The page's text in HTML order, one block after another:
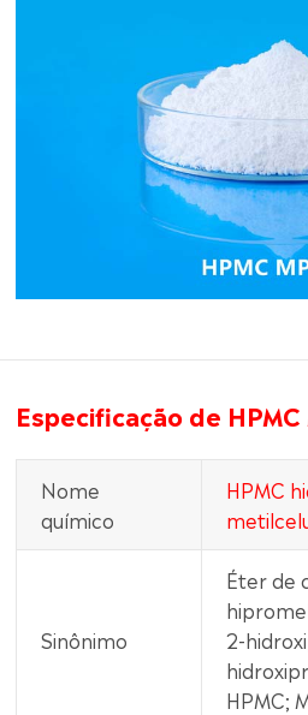
Especificação de HPMC
Nome
químico
HPMC
Sinônimo
Éter de
2-
HPMC;